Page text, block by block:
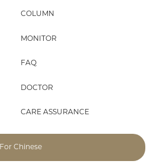
COLUMN
MONITOR
FAQ
DOCTOR
CARE ASSURANCE
For Chinese